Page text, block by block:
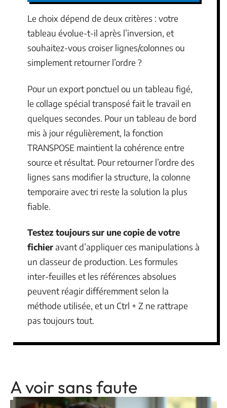
Le choix dépend de deux critères : votre
tableau évolue-t-il après l’inversion, et
souhaitez-vous croiser lignes/colonnes ou
simplement retourner l’ordre ?
Pour un export ponctuel ou un tableau figé,
le collage spécial transposé fait le travail en
quelques secondes. Pour un tableau de bord
mis à jour régulièrement, la fonction
TRANSPOSE maintient la cohérence entre
source et résultat. Pour retourner l’ordre des
lignes sans modifier la structure, la colonne
temporaire avec tri reste la solution la plus
fiable.
Testez toujours sur une copie de votre
fichieravant d’appliquer ces manipulations à
un classeur de production. Les formules
inter-feuilles et les références absolues
peuvent réagir différemment selon la
méthode utilisée, et un Ctrl + Z ne rattrape
pas toujours tout.
A voir sans faute